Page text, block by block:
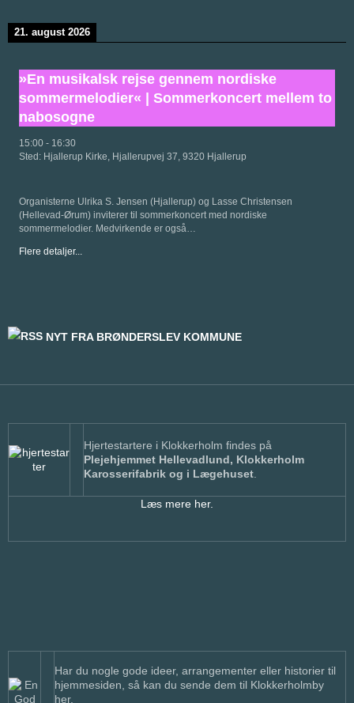
21. august 2026
»En musikalsk rejse gennem nordiske
sommermelodier« | Sommerkoncert mellem to
nabosogne
15:00 - 16:30
Sted: Hjallerup Kirke, Hjallerupvej 37, 9320 Hjallerup
Organisterne Ulrika S. Jensen (Hjallerup) og Lasse Christensen
(Hellevad-Ørum) inviterer til sommerkoncert med nordiske
sommermelodier. Medvirkende er også…
Flere detaljer...
NYT FRA BRØNDERSLEV KOMMUNE
Hjertestartere i Klokkerholm findes på
Plejehjemmet Hellevadlund, Klokkerholm
Karosserifabrik og i Lægehuset
Læs mere her.
Har du nogle gode ideer, arrangementer eller historier til
hjemmesiden, så kan du sende dem til Klokkerholmby
her.